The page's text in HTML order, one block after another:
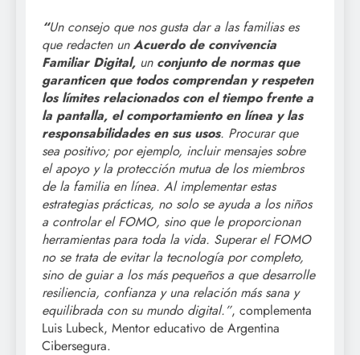
“Un consejo que nos gusta dar a las familias es
que redacten unAcuerdo de convivencia
Familiar Digital, unconjunto de normas que
garanticen que todos comprendan y respeten
los límites relacionados con el tiempo frente a
la pantalla, el comportamiento en línea y las
responsabilidades en sus usos. Procurar que
sea positivo; por ejemplo, incluir mensajes sobre
el apoyo y la protección mutua de los miembros
de la familia en línea. Al implementar estas
estrategias prácticas, no solo se ayuda a los niños
a controlar el FOMO, sino que le proporcionan
herramientas para toda la vida. Superar el FOMO
no se trata de evitar la tecnología por completo,
sino de guiar a los más pequeños a que desarrolle
resiliencia, confianza y una relación más sana y
equilibrada con su mundo digital.”, complementa
Luis Lubeck, Mentor educativo de Argentina
Cibersegura.